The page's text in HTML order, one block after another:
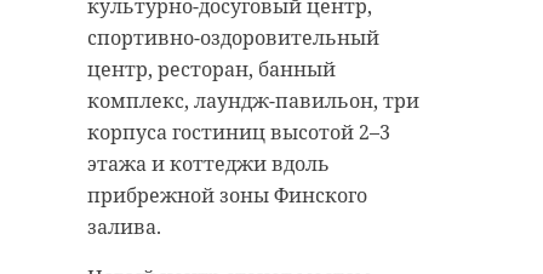
культурно-досуговый центр,
спортивно-оздоровительный
центр, ресторан, банный
комплекс, лаундж-павильон, три
корпуса гостиниц высотой 2–3
этажа и коттеджи вдоль
прибрежной зоны Финского
залива.